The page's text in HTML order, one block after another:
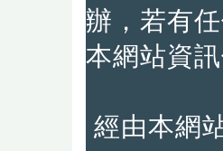
辦，若有
本網站資
經由本網